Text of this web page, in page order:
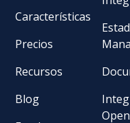
Características
Precios
Recursos
Blog